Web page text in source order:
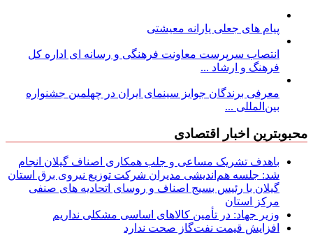
پیام های جعلی یارانه معیشتی
انتصاب سرپرست معاونت فرهنگی و رسانه ای اداره کل
فرهنگ و ارشاد ...
معرفی برندگان جوایز سینمای ایران در چهلمین جشنواره
بین‌المللی ...
محبوبترین اخبار اقتصادی
باهدف تشریک مساعی و جلب همکاری اصناف گیلان انجام
شد: جلسه هم‌اندیشی مدیران شركت توزیع نیروی برق استان
گیلان با رئیس بسیج اصناف و روسای اتحادیه های صنفی
مركز استان
وزیر جهاد: در تأمین کالاهای اساسی مشکلی نداریم
افزایش قیمت نفت‌گاز صحت ندارد